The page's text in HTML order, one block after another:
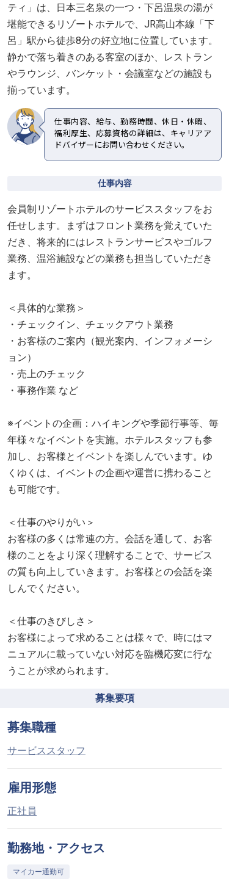
ティ」は、日本三名泉の一つ・下呂温泉の湯が
堪能できるリゾートホテルで、JR高山本線「下
呂」駅から徒歩8分の好立地に位置しています。
静かで落ち着きのある客室のほか、レストラン
やラウンジ、バンケット・会議室などの施設も
揃っています。
仕事内容、給与、勤務時間、休日・休暇、
福利厚生、応募資格の詳細は、キャリアア
ドバイザーにお問い合わせください。
仕事内容
会員制リゾートホテルのサービススタッフをお
任せします。まずはフロント業務を覚えていた
だき、将来的にはレストランサービスやゴルフ
業務、温浴施設などの業務も担当していただき
ます。
＜具体的な業務＞
・チェックイン、チェックアウト業務
・お客様のご案内（観光案内、インフォメーシ
ョン）
・売上のチェック
・事務作業 など
※イベントの企画：ハイキングや季節行事等、毎
年様々なイベントを実施。ホテルスタッフも参
加し、お客様とイベントを楽しんでいます。ゆ
くゆくは、イベントの企画や運営に携わること
も可能です。
＜仕事のやりがい＞
お客様の多くは常連の方。会話を通して、お客
様のことをより深く理解することで、サービス
の質も向上していきます。お客様との会話を楽
しんでください。
＜仕事のきびしさ＞
お客様によって求めることは様々で、時にはマ
ニュアルに載っていない対応を臨機応変に行な
うことが求められます。
募集要項
募集職種
サービススタッフ
雇用形態
正社員
勤務地・アクセス
マイカー通勤可